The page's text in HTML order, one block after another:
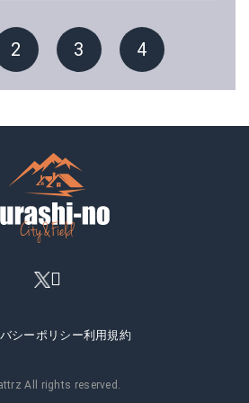
2 3 4
シーポリシー利用規約
All rights reserved.